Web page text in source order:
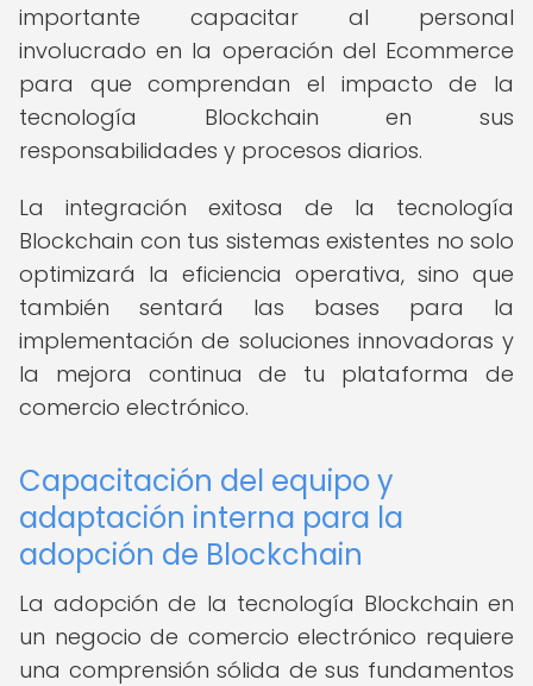
importante capacitar al personal
involucrado en la operación del Ecommerce
para que comprendan el impacto de la
tecnología Blockchain en sus
responsabilidades y procesos diarios.
La integración exitosa de la tecnología
Blockchain con tus sistemas existentes no solo
optimizará la eficiencia operativa, sino que
también sentará las bases para la
implementación de soluciones innovadoras y
la mejora continua de tu plataforma de
comercio electrónico.
Capacitación del equipo y
adaptación interna para la
adopción de Blockchain
La adopción de la tecnología Blockchain en
un negocio de comercio electrónico requiere
una comprensión sólida de sus fundamentos